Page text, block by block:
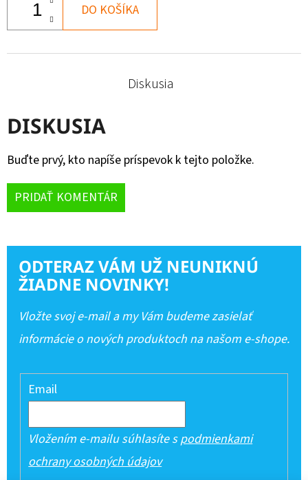
DO KOŠÍKA
Diskusia
DISKUSIA
Buďte prvý, kto napíše príspevok k tejto položke.
PRIDAŤ KOMENTÁR
ODTERAZ VÁM UŽ NEUNIKNÚ
ŽIADNE NOVINKY!
Vložte svoj e-mail a my Vám budeme zasielať
informácie o nových produktoch na našom e-shope.
Email
Vložením e-mailu súhlasíte spodmienkami
ochrany osobných údajov